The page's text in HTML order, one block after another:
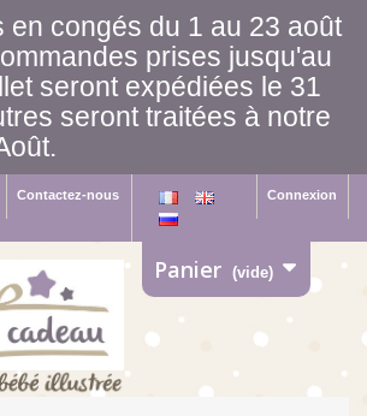
en congés du 1 au 23 août
prises jusqu'au
seront expédiées le 31
seront traitées à notre
Connexion
Contactez-nous
Panier (vide)